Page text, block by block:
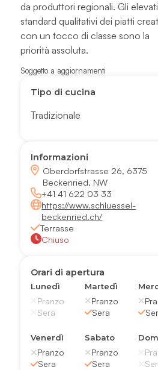
da produttori regionali. Gli elevati
standard qualitativi dei piatti
con un tocco di classe sono la
priorità assoluta.
Soggetto a aggiornamenti
Tipo di cucina
Tradizionale
Informazioni
Oberdorfstrasse 26, 6375
Beckenried, NW
+41 41 622 03 33
https://www.schluessel-
beckenried.ch/
Terrasse
Chiuso
Orari di apertura
Lunedì
Pranzo
Sera
Martedì
Pranzo
Sera
Venerdì
Pranzo
Sera
Sabato
Pranzo
Sera